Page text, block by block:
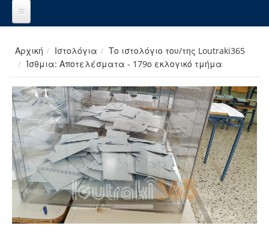
Αρχική Ιστολόγια
Το ιστολόγιο του/της Loutraki365
Ίσθμια: Αποτελέσματα - 179ο εκλογικό τμήμα